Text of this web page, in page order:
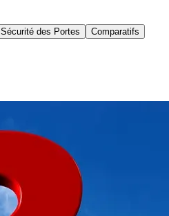
Sécurité des Portes Comparatifs